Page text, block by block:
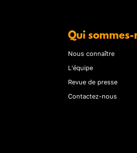
Qui sommes-
Nous connaître
L'équipe
Revue de presse
Contactez-nous